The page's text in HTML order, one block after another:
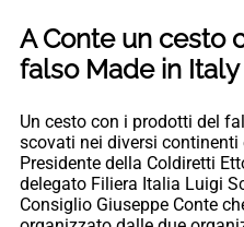
A Conte un cesto
falso Made in Italy
Un cesto con i prodotti del
scovati nei diversi continenti
Presidente della Coldiretti
delegato Filiera Italia Luigi
Consiglio Giuseppe Conte